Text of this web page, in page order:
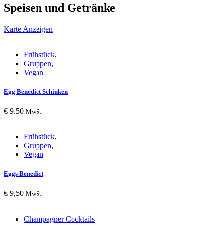
Speisen und Getränke
Karte Anzeigen
Frühstück,
Gruppen,
Vegan
Egg Benedict Schinken
€ 9,50 MwSt.
Frühstück,
Gruppen,
Vegan
Eggs Benedict
€ 9,50 MwSt.
Champagner Cocktails